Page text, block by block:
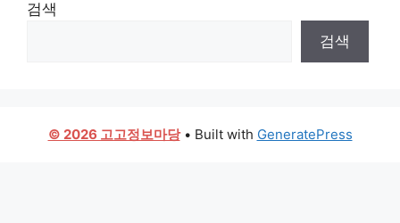
검색
검색
© 2026 고고정보마당• Built with GeneratePress